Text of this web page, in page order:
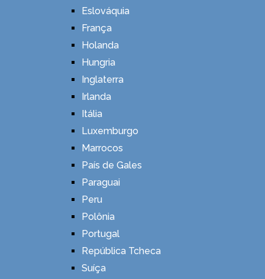
Eslováquia
França
Holanda
Hungria
Inglaterra
Irlanda
Itália
Luxemburgo
Marrocos
País de Gales
Paraguai
Peru
Polônia
Portugal
República Tcheca
Suíça